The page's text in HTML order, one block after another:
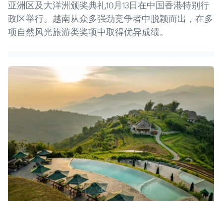
亚洲区及大洋洲颁奖典礼10月13日在中国香港特别行
政区举行。越南从众多强劲竞争者中脱颖而出，在多
项自然风光旅游类奖项中取得优异成绩。